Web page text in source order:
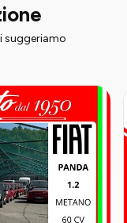
suggeriamo